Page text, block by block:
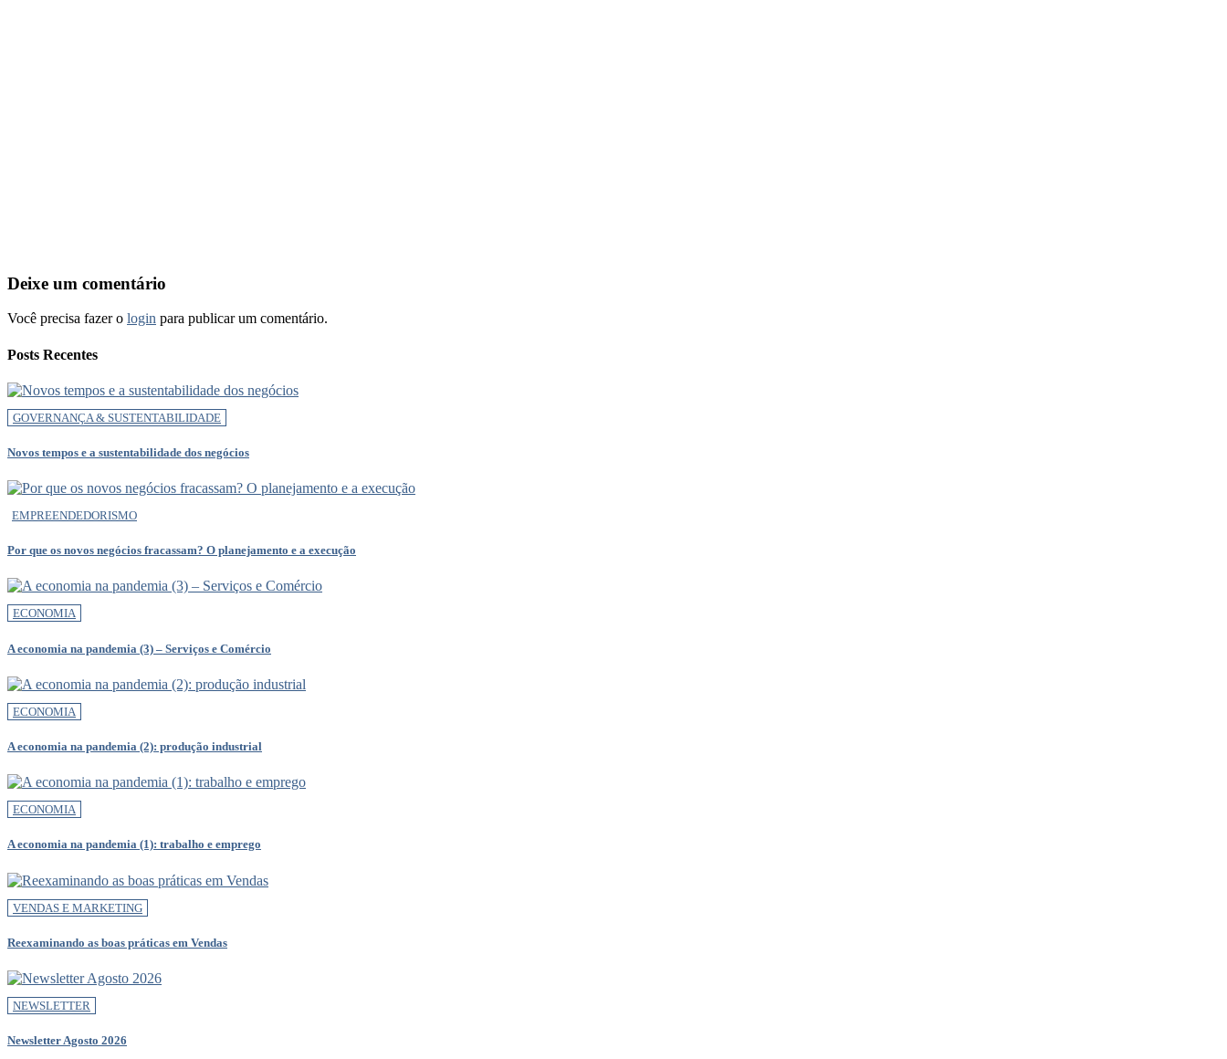
Deixe um comentário
Você precisa fazer o login para publicar um comentário.
Posts Recentes
GOVERNANÇA & SUSTENTABILIDADE
Novos tempos e a sustentabilidade dos negócios
EMPREENDEDORISMO
Por que os novos negócios fracassam? O planejamento e a execução
ECONOMIA
A economia na pandemia (3) – Serviços e Comércio
ECONOMIA
A economia na pandemia (2): produção industrial
ECONOMIA
A economia na pandemia (1): trabalho e emprego
VENDAS E MARKETING
Reexaminando as boas práticas em Vendas
NEWSLETTER
Newsletter Agosto 2026